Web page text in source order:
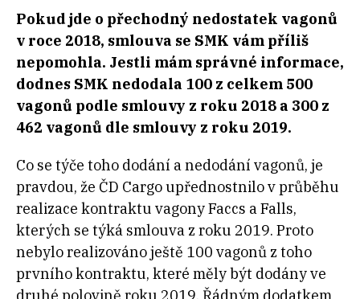
Pokud jde o přechodný nedostatek vagonů
v roce 2018, smlouva se SMK vám příliš
nepomohla. Jestli mám správné informace,
dodnes SMK nedodala 100 z celkem 500
vagonů podle smlouvy z roku 2018 a 300 z
462 vagonů dle smlouvy z roku 2019.
Co se týče toho dodání a nedodání vagonů, je
pravdou, že ČD Cargo upřednostnilo v průběhu
realizace kontraktu vagony Faccs a Falls,
kterých se týká smlouva z roku 2019. Proto
nebylo realizováno ještě 100 vagonů z toho
prvního kontraktu, které měly být dodány ve